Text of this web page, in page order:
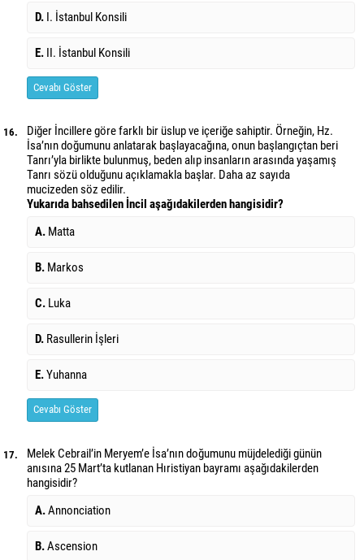
D. I. İstanbul Konsili
E. II. İstanbul Konsili
Cevabı Göster
16.
Diğer İncillere göre farklı bir üslup ve içeriğe sahiptir. Örneğin, Hz.
İsa’nın doğumunu anlatarak başlayacağına, onun başlangıçtan beri
Tanrı’yla birlikte bulunmuş, beden alıp insanların arasında yaşamış
Tanrı sözü olduğunu açıklamakla başlar. Daha az sayıda
mucizeden söz edilir.
Yukarıda bahsedilen İncil aşağıdakilerden hangisidir?
A. Matta
B. Markos
C. Luka
D. Rasullerin İşleri
E.Yuhanna
Cevabı Göster
17.
Melek Cebrail’in Meryem’e İsa’nın doğumunu müjdelediği günün
anısına 25 Mart’ta kutlanan Hıristiyan bayramı aşağıdakilerden
hangisidir?
A.Annonciation
B.Ascension